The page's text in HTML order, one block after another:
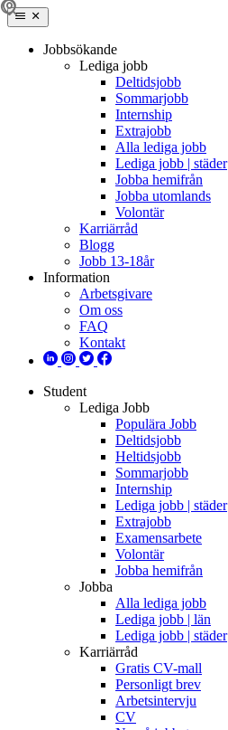
Jobbsökande
Lediga jobb
Deltidsjobb
Sommarjobb
Internship
Extrajobb
Alla lediga jobb
Lediga jobb | städer
Jobba hemifrån
Jobba utomlands
Volontär
Karriärråd
Blogg
Jobb 13-18år
Information
Arbetsgivare
Om oss
FAQ
Kontakt
Student
Lediga Jobb
Populära Jobb
Deltidsjobb
Heltidsjobb
Sommarjobb
Internship
Lediga jobb | städer
Extrajobb
Examensarbete
Volontär
Jobba hemifrån
Jobba
Alla lediga jobb
Lediga jobb | län
Lediga jobb | städer
Karriärråd
Gratis CV-mall
Personligt brev
Arbetsintervju
CV